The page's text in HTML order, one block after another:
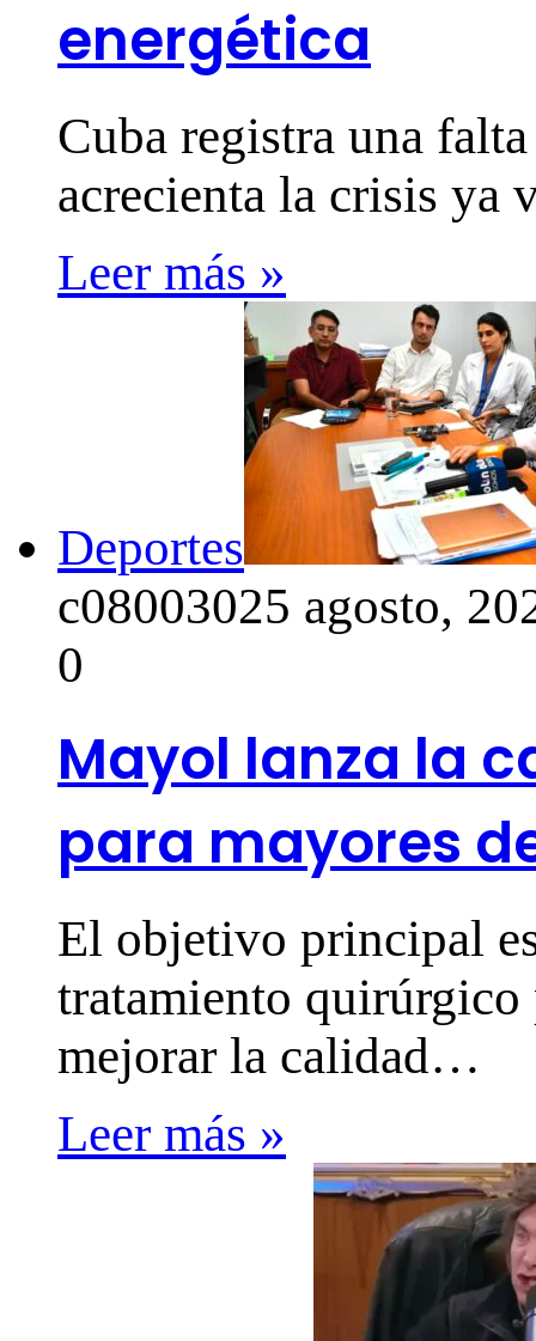
energética
Cuba registra una
acrecienta la crisis
Leer más »
Deportes
c08003025 agosto,
0
Mayol lanza la
para mayores
El objetivo principal
tratamiento
mejorar la calidad…
Leer más »